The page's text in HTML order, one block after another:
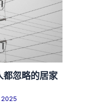
忽略的居家